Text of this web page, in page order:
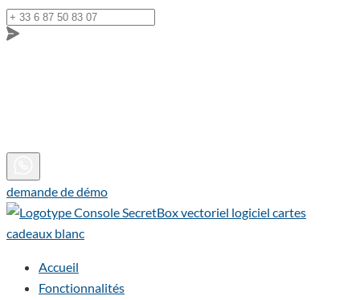
demande de démo
Accueil
Fonctionnalités